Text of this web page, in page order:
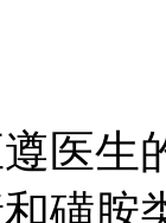
生
磺胺